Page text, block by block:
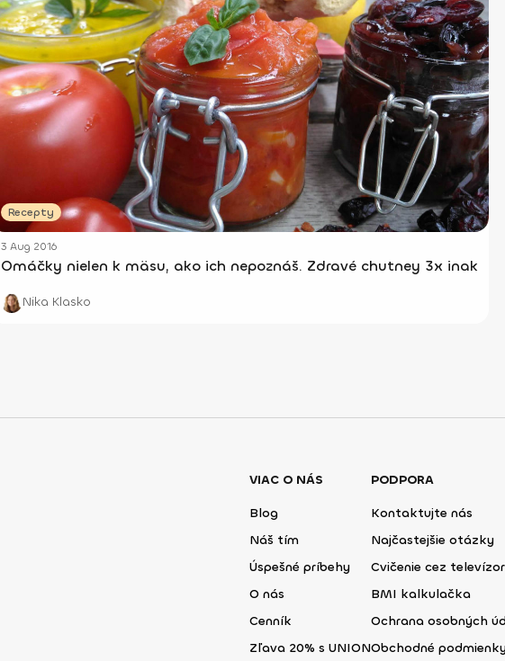
Recepty
3 Aug 2016
Omáčky nielen k mäsu, ako ich nepoznáš. Zdravé chutney 3x inak
Nika Klasko
VIAC O NÁS
Blog
Náš tím
Úspešné príbehy
O nás
Cenník
Zľava 20% s UNION
PODPORA
Kontaktujte nás
Najčastejšie otázky
Cvičenie cez televízor
BMI kalkulačka
Ochrana osobných
Obchodné